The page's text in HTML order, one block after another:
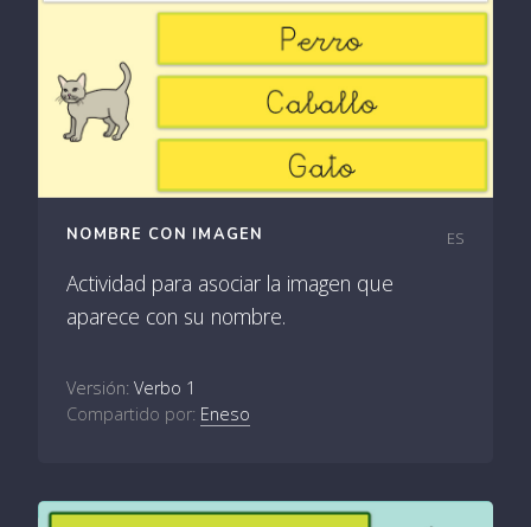
NOMBRE CON IMAGEN ES
Actividad para asociar la imagen que
aparece con su nombre.
Versión: Verbo 1
Compartido por: Eneso